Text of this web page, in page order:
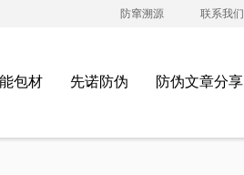
防窜溯源 联系我们
包材 先诺防伪 防伪文章分享